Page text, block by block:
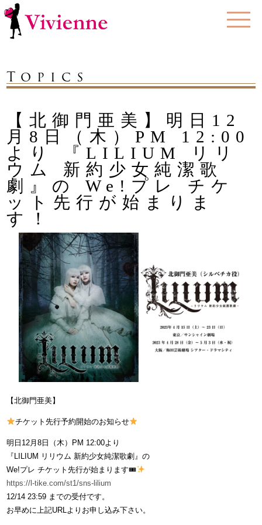
Topics
【北御門亜美】明日12
月8日（木）PM 12:00
より 『LILIUM リリ
ウム 新約少女純潔歌
劇』の We!プレ チケ
ット先行が始まりま
す！
【北御門亜美】
チケット先行予約開始のお知らせ
明日12月8日（木）PM 12:00より
『LILIUM リリウム 新約少女純潔歌劇』の
We!プレ チケット先行が始まります🎟
https://l-tike.com/st1/sns-lilium
12/14 23:59 までの受付です。
お早めに上記URLよりお申し込み下さい。